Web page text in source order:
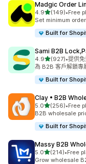
Madgic Order
4.9滿分 5 顆星
(149)
共有 149 則評價
•Free
Set minimum
Built for
Sami B2B
4.9滿分 5 顆星
(927)
共有 927 則評價
•提供
為 B2B 客戶解鎖專
Built for
Clay • B2B
5.0滿分 5 顆星
(256)
共有 256 則評價
•Free
B2B wholesale
Built for
Massy B2B
5.0滿分 5 顆星
(214)
共有 214 則評價
•Free
Grow wholesale